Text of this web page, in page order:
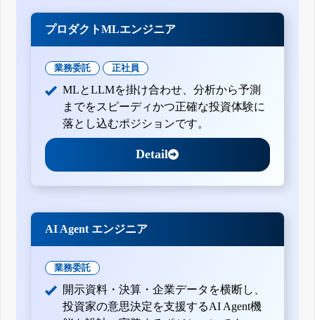
プロダクトMLエンジニア
業務委託 正社員
MLとLLMを掛け合わせ、分析から予測
までをスピーディかつ正確な投資体験に
落とし込むポジションです。
Detail
AI Agent エンジニア
業務委託
開示資料・決算・企業データを横断し、
投資家の意思決定を支援するAI Agent機